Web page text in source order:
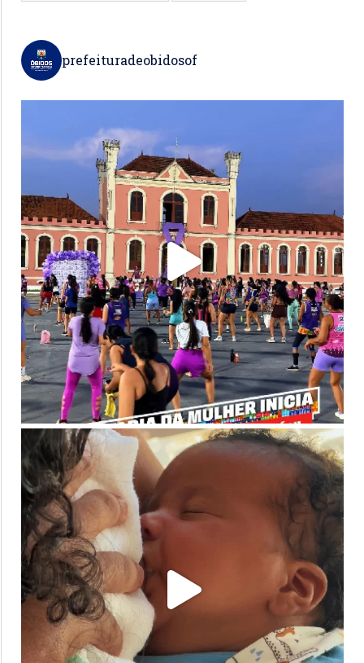
prefeituradeobidosof